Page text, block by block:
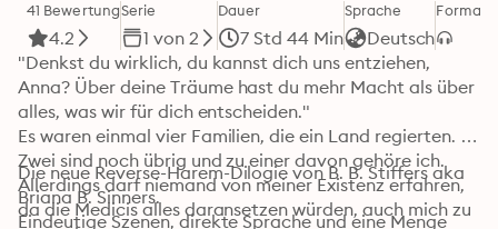
41 Bewertung
4.2
Serie
1 von 2
Dauer
7 Std 44 Min
Sprache
Deutsch
Format
"Denkst du wirklich, du kannst dich uns entziehen,
Anna? Über deine Träume hast du mehr Macht als über
alles, was wir für dich entscheiden."
Es waren einmal vier Familien, die ein Land regierten.
Zwei sind noch übrig und zu einer davon gehöre ich.
Allerdings darf niemand von meiner Existenz erfahren,
da die Medicis alles daransetzen würden, auch mich zu
Die neue Reverse-Harem-Dilogie von B. B. Stiffers aka
Briana B. Sinners.
Eindeutige Szenen, direkte Sprache und eine Menge